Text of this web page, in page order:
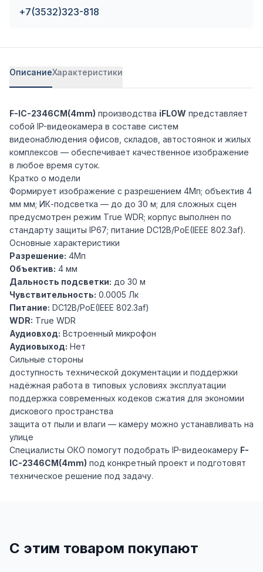
+7(3532)323-818
ОписаниеХарактеристики
F-IC-2346CM(4mm) производства iFLOW представляет
собой IP-видеокамера в составе систем
видеонаблюдения офисов, складов, автостоянок и жилых
комплексов — обеспечивает качественное изображение
в любое время суток.
Кратко о модели
Формирует изображение с разрешением 4Мп; объектив 4
мм мм; ИК-подсветка — до до 30 м; для сложных сцен
предусмотрен режим Тrue WDR; корпус выполнен по
стандарту защиты IP67; питание DC12В/PoE(IEEE 802.3af).
Основные характеристики
Разрешение: 4Мп
Объектив: 4 мм
Дальность подсветки: до 30 м
Чувствительность: 0.0005 Лк
Питание: DC12В/PoE(IEEE 802.3af)
WDR: Тrue WDR
Аудиовход: Встроенный микрофон
Аудиовыход: Нет
Сильные стороны
доступность технической документации и поддержки
надёжная работа в типовых условиях эксплуатации
поддержка современных кодеков сжатия для экономии
дискового пространства
защита от пыли и влаги — камеру можно устанавливать на
улице
Специалисты ОКО помогут подобрать IP-видеокамеру F-
IC-2346CM(4mm) под конкретный проект и подготовят
техническое решение под задачу.
С этим товаром покупают